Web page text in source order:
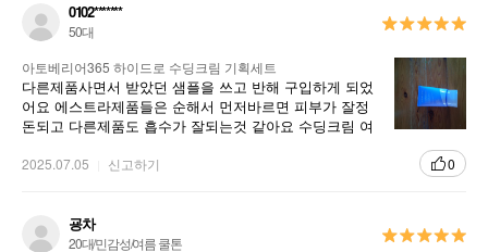
0102*******
50대
아토베리어365 하이드로 수딩크림 기획세트
다른제품사면서 받았던 샘플을 쓰고 반해 구입하게 되었
어요 에스트라제품들은 순해서 먼저바르면 피부가 잘정
돈되고 다른제품도 흡수가 잘되는것 같아요 수딩크림 여
니 조으네요
2025.07.05 신고하기 0
굥차
20대/민감성/여름 쿨톤